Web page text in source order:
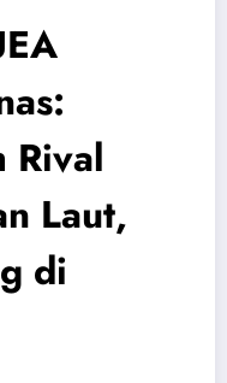
Rival
Laut,
di